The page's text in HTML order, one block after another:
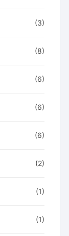
(3)
(8)
(6)
(6)
(6)
(2)
(1)
(1)